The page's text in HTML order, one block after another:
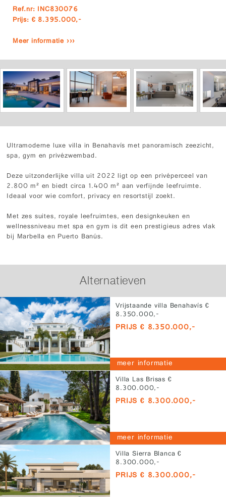
Ref.nr: INC830076
Prijs: € 8.395.000,-
Meer informatie ›››
Ultramoderne luxe villa in Benahavís met panoramisch zeezicht,
spa, gym en privézwembad.
Deze uitzonderlijke villa uit 2022 ligt op een privéperceel van
2.800 m² en biedt circa 1.400 m² aan verfijnde leefruimte.
Ideaal voor wie comfort, privacy en resortstijl zoekt.
Met zes suites, royale leefruimtes, een designkeuken en
wellnessniveau met spa en gym is dit een prestigieus adres vlak
bij Marbella en Puerto Banús.
Alternatieven
Vrijstaande villa Benahavís €
8.350.000,-
PRIJS € 8.350.000,-
meer informatie
Villa Las Brisas €
8.300.000,-
PRIJS € 8.300.000,-
meer informatie
Villa Sierra Blanca €
8.300.000,-
PRIJS € 8.300.000,-